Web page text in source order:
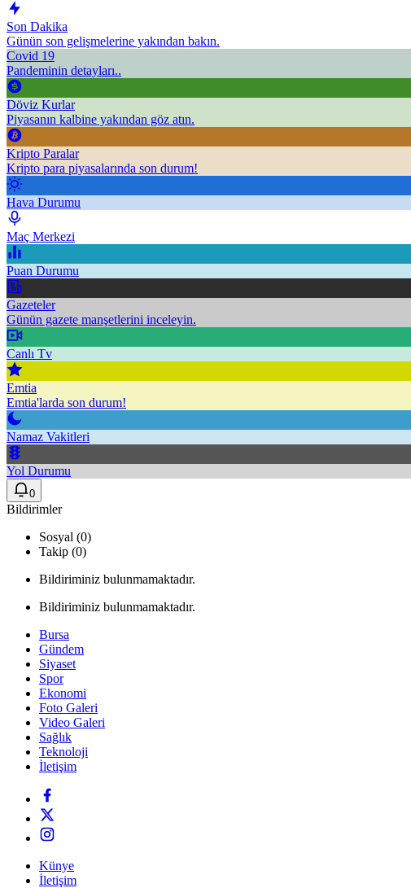
Son Dakika
Günün son gelişmelerine yakından bakın.
Covid 19
Pandeminin detayları..
Döviz Kurlar
Piyasanın kalbine yakından göz atın.
Kripto Paralar
Kripto para piyasalarında son durum!
Hava Durumu
Maç Merkezi
Puan Durumu
Gazeteler
Günün gazete manşetlerini inceleyin.
Canlı Tv
Emtia
Emtia'larda son durum!
Namaz Vakitleri
Yol Durumu
0
Bildirimler
Sosyal (0)
Takip (0)
Bildiriminiz bulunmamaktadır.
Bildiriminiz bulunmamaktadır.
Bursa
Gündem
Siyaset
Spor
Ekonomi
Foto Galeri
Video Galeri
Sağlık
Teknoloji
İletişim
Künye
İletişim